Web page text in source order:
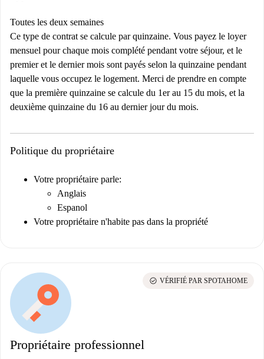
Toutes les deux semaines
Ce type de contrat se calcule par quinzaine. Vous payez le loyer
mensuel pour chaque mois complété pendant votre séjour, et le
premier et le dernier mois sont payés selon la quinzaine pendant
laquelle vous occupez le logement. Merci de prendre en compte
que la première quinzaine se calcule du 1er au 15 du mois, et la
deuxième quinzaine du 16 au dernier jour du mois.
Politique du propriétaire
Votre propriétaire parle:
Anglais
Espanol
Votre propriétaire n'habite pas dans la propriété
Propriétaire professionnel
check_circle VÉRIFIÉ PAR SPOTAHOME